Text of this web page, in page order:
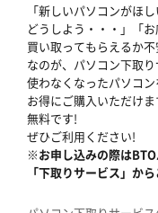
「新しいパソコンがほ
どうしよう・・・」「
買い取ってもらえるか
なのが、パソコン下取
使わなくなったパソコ
お得にご購入いただけ
無料です!
ぜひご利用ください!
※お申し込みの際はBTO
「下取りサービス」か